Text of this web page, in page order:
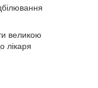
великою
лікаря